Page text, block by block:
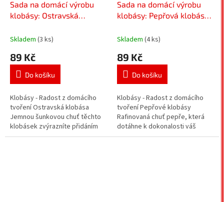
Sada na domácí výrobu
klobásy: Ostravská
klobásy
Skladem (3 ks)
89 Kč
Do košíku
Klobásy - Radost z domácího
tvoření Ostravská klobása
Jemnou šunkovou chuť těchto
klobásek zvýrazníte přidáním
sušených švestek, ořechů, sýra
Sada na domácí výrobu
klobásy: Pepřová klobása
Skladem (4 ks)
89 Kč
Do košíku
Klobásy - Radost z domácího
tvoření Pepřové klobásy
Rafinovaná chuť pepře, která
dotáhne k dokonalosti váš
salám. Směs koření, kde hraje